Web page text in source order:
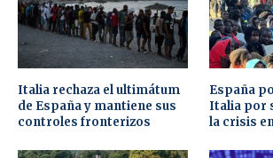
Italia rechaza el ultimátum
de España y mantiene sus
controles fronterizos
España
Italia por
la crisis